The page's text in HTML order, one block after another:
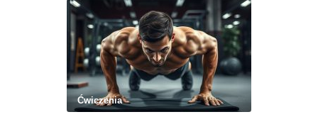
Ćwiczenia